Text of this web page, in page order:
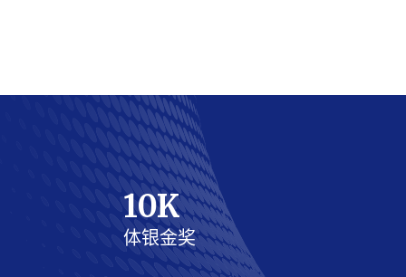
10K
体银金奖